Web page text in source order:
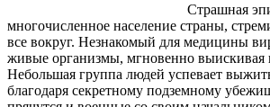
Страшная
многочисленное население страны,
все вокруг. Незнакомый для медицины
живые организмы, мгновенно выискивая
Небольшая группа людей успевает
благодаря секретному подземному